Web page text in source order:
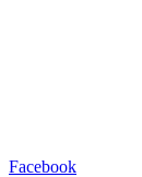
Facebook